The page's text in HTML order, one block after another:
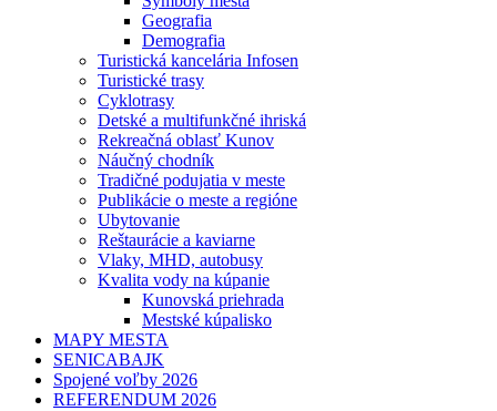
Geografia
Demografia
Turistická kancelária Infosen
Turistické trasy
Cyklotrasy
Detské a multifunkčné ihriská
Rekreačná oblasť Kunov
Náučný chodník
Tradičné podujatia v meste
Publikácie o meste a regióne
Ubytovanie
Reštaurácie a kaviarne
Vlaky, MHD, autobusy
Kvalita vody na kúpanie
Kunovská priehrada
Mestské kúpalisko
MAPY MESTA
SENICABAJK
Spojené voľby 2026
REFERENDUM 2026